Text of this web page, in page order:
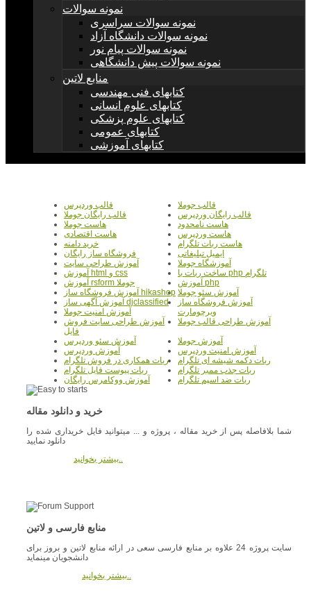
نمونه سوالات
نمونه سوالات سراسری
نمونه سوالات دانشگاه آزاد
نمونه سوالات پیام نور
نمونه سوالات پیش دانشگاهی
منابع لاتین
کتابهای فنی مهندسی
کتابهای علوم انسانی
کتابهای علوم پزشکی
کتابهای عمومی
کتابهای آموزشی
قالب جوملا
قالب وردپرس
قالب رایگان وردپرس
قالب رایگان جوملا
هاست نامحدود
هاست جوملا
هاست وردپرس
هاست اقتصادی
هاست ربات تلگرام
خرید دامنه
ایمیل تبلیغاتی
فروشگاه ساز رایگان
آموزشگاه جوملا
آموزش طراحی سایت
ساخت ربات با php تلگرام
آموزش html و css
آموزش php
آموزش rsform جوملا
آموزش سئو جوملا آموزش فروشگاه ساز hikashop
آموزش فروشگاه ساز
ویرچومارت
آموزش آگهی ساز djclassified
آموزش امنیت جوملا
آموزش طراحی قالب جوملا
آموزش طراحی سایت فروش
فایل
آموزش جوملا
آموزش سئو وردپرس
آموزش امنیت وردپرس
آموزش وردپرس
ربات دکمه شیشه ای تلگرام
ربات همکاری در فروش تلگرام
ربات جذب ممبر تلگرام
ربات پیوست فایل تلگرام
ربات ضد اسپم تلگرام
آموزش ووکامرس رایگان
خرید و دانلود مقاله
شما بلافاصله پس از خرید مقاله ، پروژه و ... میتوانید فایل خریداری شده را
دانلود نمایید
بیشتر بخوانید..
منابع فارسی و لاتین
سایت پروژه 24 علاوه بر منابع فارسی سعی در ارائه منابع لاتین و بروز برای
دانشجویان مینماید
بیشتر بخوانید..